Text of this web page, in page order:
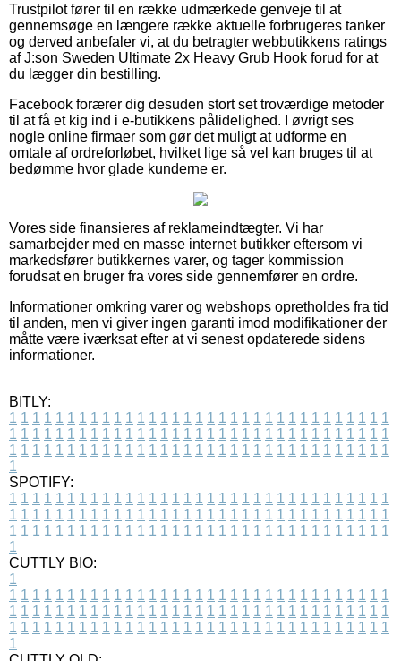
Trustpilot fører til en række udmærkede genveje til at
gennemsøge en længere række aktuelle forbrugeres tanker
og derved anbefaler vi, at du betragter webbutikkens ratings
af J:son Sweden Ultimate 2x Heavy Grub Hook forud for at
du lægger din bestilling.
Facebook forærer dig desuden stort set troværdige metoder
til at få et kig ind i e-butikkens pålidelighed. I øvrigt ses
nogle online firmaer som gør det muligt at udforme en
omtale af ordreforløbet, hvilket lige så vel kan bruges til at
bedømme hvor glade kunderne er.
Vores side finansieres af reklameindtægter. Vi har
samarbejder med en masse internet butikker eftersom vi
markedsfører butikkernes varer, og tager kommission
forudsat en bruger fra vores side gennemfører en ordre.
Informationer omkring varer og webshops opretholdes fra tid
til anden, men vi giver ingen garanti imod modifikationer der
måtte være iværksat efter at vi senest opdaterede sidens
informationer.
BITLY:
1 1 1 1 1 1 1 1 1 1 1 1 1 1 1 1 1 1 1 1 1 1 1 1 1 1 1 1 1 1 1 1 1
1 1 1 1 1 1 1 1 1 1 1 1 1 1 1 1 1 1 1 1 1 1 1 1 1 1 1 1 1 1 1 1 1
1 1 1 1 1 1 1 1 1 1 1 1 1 1 1 1 1 1 1 1 1 1 1 1 1 1 1 1 1 1 1 1 1
1
SPOTIFY:
1 1 1 1 1 1 1 1 1 1 1 1 1 1 1 1 1 1 1 1 1 1 1 1 1 1 1 1 1 1 1 1 1
1 1 1 1 1 1 1 1 1 1 1 1 1 1 1 1 1 1 1 1 1 1 1 1 1 1 1 1 1 1 1 1 1
1 1 1 1 1 1 1 1 1 1 1 1 1 1 1 1 1 1 1 1 1 1 1 1 1 1 1 1 1 1 1 1 1
1
CUTTLY BIO:
1
1 1 1 1 1 1 1 1 1 1 1 1 1 1 1 1 1 1 1 1 1 1 1 1 1 1 1 1 1 1 1 1 1
1 1 1 1 1 1 1 1 1 1 1 1 1 1 1 1 1 1 1 1 1 1 1 1 1 1 1 1 1 1 1 1 1
1 1 1 1 1 1 1 1 1 1 1 1 1 1 1 1 1 1 1 1 1 1 1 1 1 1 1 1 1 1 1 1 1
1